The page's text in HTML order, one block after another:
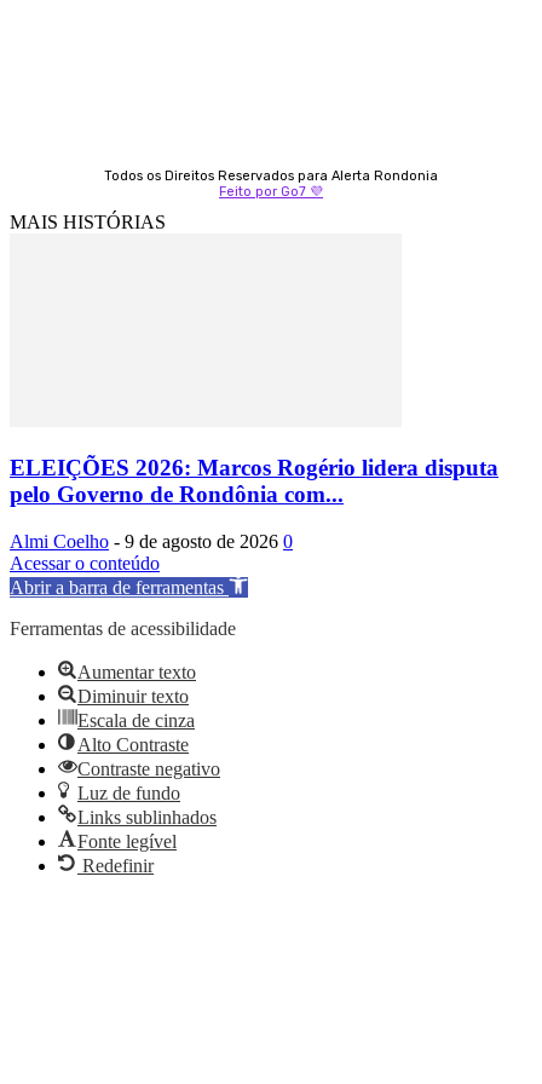
Todos os Direitos Reservados para Alerta Rondonia
Feito por Go7 💜
MAIS HISTÓRIAS
ELEIÇÕES 2026: Marcos Rogério lidera disputa
pelo Governo de Rondônia com...
Almi Coelho - 9 de agosto de 2026 0
Acessar o conteúdo
Abrir a barra de ferramentas
Ferramentas de acessibilidade
Aumentar texto
Diminuir texto
Escala de cinza
Alto Contraste
Contraste negativo
Luz de fundo
Links sublinhados
Fonte legível
Redefinir